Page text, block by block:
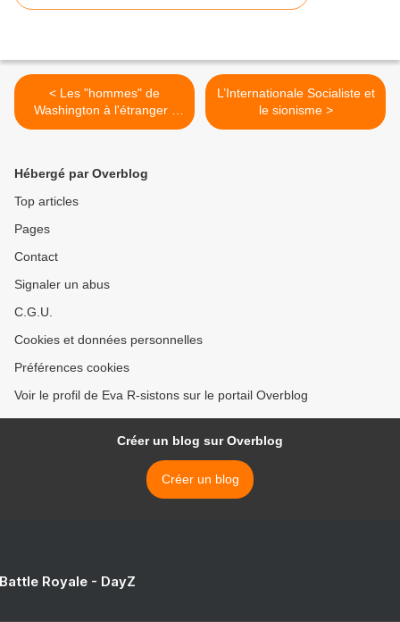
< Les "hommes" de
Washington à l'étranger :
Berlusconi, faible - et servile
L’Internationale Socialiste et
le sionisme >
Hébergé par Overblog
Top articles
Pages
Contact
Signaler un abus
C.G.U.
Cookies et données personnelles
Préférences cookies
Voir le profil de Eva R-sistons sur le portail Overblog
Créer un blog sur Overblog
Créer un blog
Royale - DayZ